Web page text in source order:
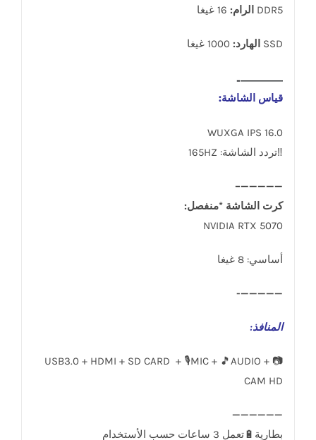
DDR5 الرام:
SSD الهارد:
————-
قياس الشاشة:
16.0 WUXGA IPS
‼️تردد الشاشة: 165HZ
—————–
كرت الشاشة *منفصل:
NVIDIA RTX 5070
أساسي: 8 غيغا
—————-
المنافذ:
USB3.0 + HDMI + SD CARD + 🎙️MIC + 🎵AUDIO + 📷
CAM HD